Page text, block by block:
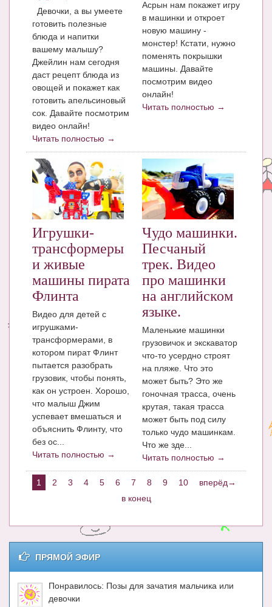
Девочки, а вы умеете
готовить полезные
блюда и напитки
вашему малышу?
Джейлин нам сегодня
даст рецепт блюда из
овощей и покажет как
готовить апельсиновый
сок. Давайте посмотрим
видео онлайн!
Читать полностью →
Асрын нам покажет игру
в машинки и откроет
новую машину -
монстер! Кстати, нужно
поменять покрышки
машины. Давайте
посмотрим видео
онлайн!
Читать полностью →
Игрушки-
трансформеры
и живые
машины пирата
Флинта
Видео для детей с
игрушками-
трансформерами, в
котором пират Флинт
пытается разобрать
грузовик, чтобы понять,
как он устроен. Хорошо,
что малыш Джим
успевает вмешаться и
объяснить Флинту, что
без ос...
Читать полностью →
Чудо машинки.
Песчаный
трек. Видео
про машинки
на английском
языке.
Маленькие машинки
грузовичок и экскаватор
что-то усердно строят
на пляже. Что это
может быть? Это же
гоночная трасса, очень
крутая, такая трасса
может быть под силу
только чудо машинкам.
Что же зде...
Читать полностью →
1 2 3 4 5 6 7 8 9 10
вперёд→
в конец
ПРЯМОЙ ЭФИР
Понравилось: Позы для зачатия мальчика или
девочки